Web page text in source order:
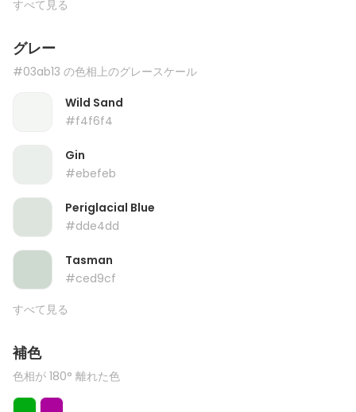
すべて見る
グレー
#03ab13 の色相上のグレースケール
Wild Sand
#f4f6f4
Gin
#ebefeb
Periglacial Blue
#dde4dd
Tasman
#ced9cf
すべて見る
補色
色相が 180° 離れた色